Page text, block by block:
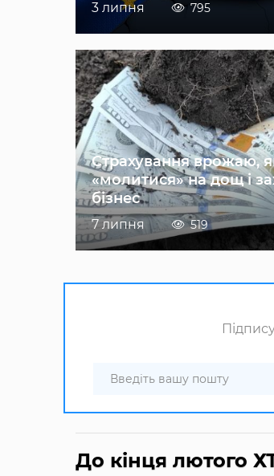
3 липня 795
Страхування врожаю,
«молитися» на дощ і
бізнес
7 липня 519
До кінця лютого